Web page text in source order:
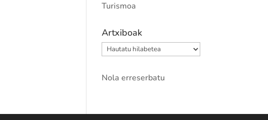
Turismoa
Artxiboak
Artxiboak
Nola erreserbatu